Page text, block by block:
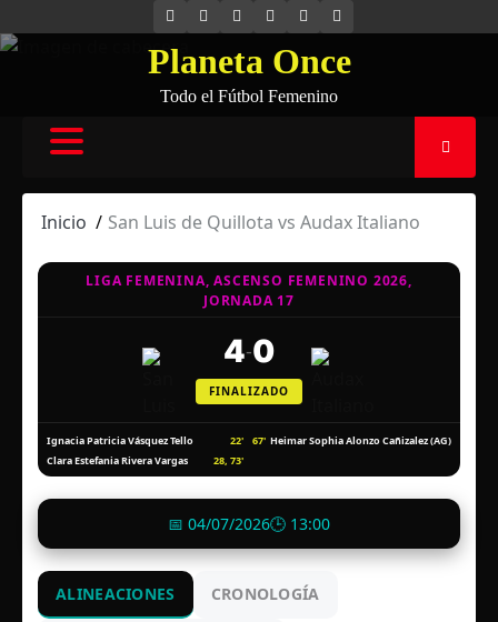
al
INSTAGRAM
FACEBOOK YOUTUBE
SPOTIFY
Planeta Once
Todo el Fútbol Femenino
Inicio San Luis de Quillota vs Audax Italiano
LIGA FEMENINA, ASCENSO FEMENINO 2026,
JORNADA 17
4-0
FINALIZADO
Ignacia Patricia Vásquez Tello
22'
Clara Estefania Rivera Vargas
28, 73'
67' Heimar Sophia Alonzo Cañizalez (AG)
📅 04/07/2026🕒 13:00
ALINEACIONES CRONOLOGÍA